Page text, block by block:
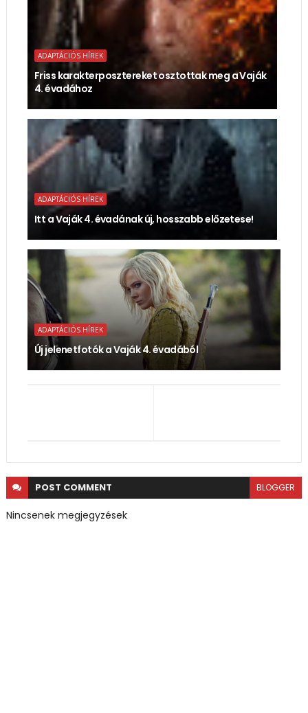
ADAPTÁCIÓS HÍREK
Friss karakterposztereket osztottak meg a Vaják
4. évadához
ADAPTÁCIÓS HÍREK
Itt a Vaják 4. évadának új, hosszabb előzetese!
ADAPTÁCIÓS HÍREK
Új jelenetfotók a Vaják 4. évadából
POST COMMENT BLOGGER
Nincsenek megjegyzések